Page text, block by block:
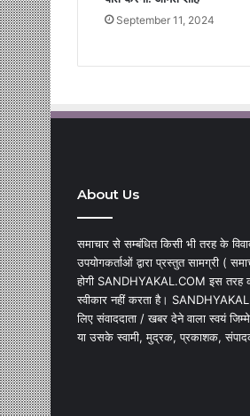
September 11, 2024
About Us
समाचार से सम्बंधित किसी भी तरह के
उपयोगकर्ताओं द्वारा प्रस्तुत सामग्री (
होगी SANDHYAKAL.COM इस तरह
स्वीकार नहीं करता है।
लिए संवाददाता / खबर देने वाला स्वयं
या उसके स्वामी, मुद्रक, प्रकाशक, संपादक